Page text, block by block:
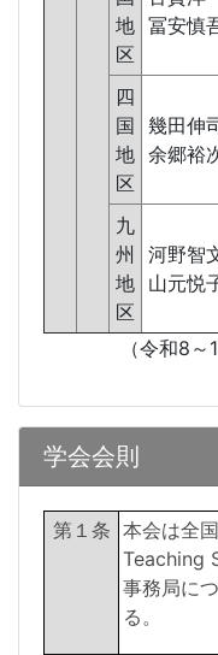
地
区
冨安慎
四
国
地
区
幾田伸
余郷裕
九
州
地
区
河野智
山元悦
（令和8～10
学会会則
第１条 本会は全
Teaching
事務局に
る。